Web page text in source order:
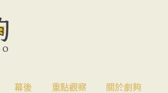
幕後 重點觀察 關於劇夠